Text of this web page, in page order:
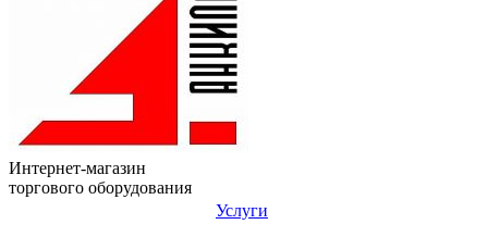
Интернет-магазин
торгового оборудования
Услуги